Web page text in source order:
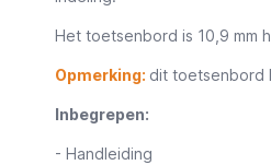
Het toetsenbord is 10,9 mm
Opmerking: dit toetsenbord
Inbegrepen:
- Handleiding